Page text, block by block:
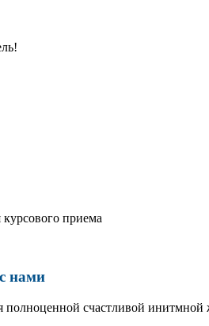
курсового приема
нами
счастливой